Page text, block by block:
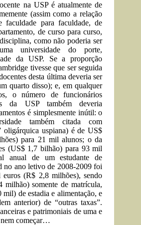
na USP é atualmente de
(assim como a relação
faculdade para faculdade, de
de curso para curso,
como não poderia ser
universidade do porte,
da USP. Se a proporção
tivesse que ser seguida
desta última deveria ser
quarto disso); e, em qualquer
o número de funcionários
da USP também deveria
é simplesmente inútil: o
também citada com
oligárquica uspiana) é de US$
para 21 mil alunos; o da
(US$ 1,7 bilhão) para 93 mil
anual de um estudante de
no ano letivo de 2008-2009 foi
(R$ 2,8 milhões), sendo
somente de matrícula,
de estadia e alimentação, e
anterior) de “outras taxas”.
e patrimoniais de uma e
começar…